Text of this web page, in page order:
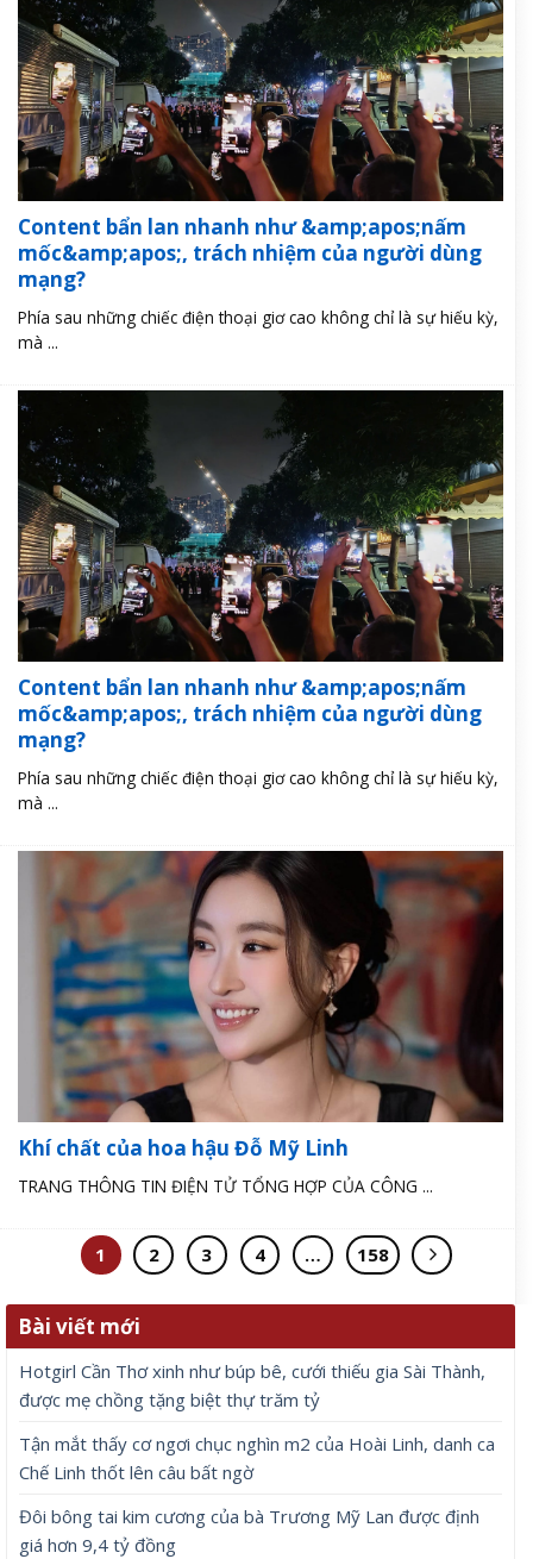
Content bẩn lan nhanh như &amp;apos;nấm
mốc&amp;apos;, trách nhiệm của người dùng
mạng?
Phía sau những chiếc điện thoại giơ cao không chỉ là sự hiếu kỳ,
mà ...
Content bẩn lan nhanh như &amp;apos;nấm
mốc&amp;apos;, trách nhiệm của người dùng
mạng?
Phía sau những chiếc điện thoại giơ cao không chỉ là sự hiếu kỳ,
mà ...
Khí chất của hoa hậu Đỗ Mỹ Linh
TRANG THÔNG TIN ĐIỆN TỬ TỔNG HỢP CỦA CÔNG ...
1 2 3 4 … 158
Bài viết mới
Hotgirl Cần Thơ xinh như búp bê, cưới thiếu gia Sài Thành,
được mẹ chồng tặng biệt thự trăm tỷ
Tận mắt thấy cơ ngơi chục nghìn m2 của Hoài Linh, danh ca
Chế Linh thốt lên câu bất ngờ
Đôi bông tai kim cương của bà Trương Mỹ Lan được định
giá hơn 9,4 tỷ đồng